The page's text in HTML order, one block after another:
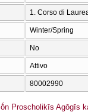
1. Corso di
Winter/Spring
No
Attivo
80002990
Proscholikīs Agōgīs